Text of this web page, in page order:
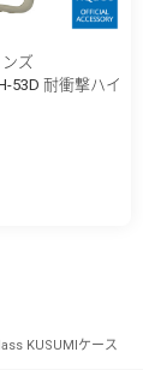
ズ
53D 耐衝撃ハイ
KUSUMIケース